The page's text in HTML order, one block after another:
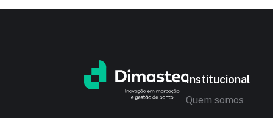
Institucional
Quem somos